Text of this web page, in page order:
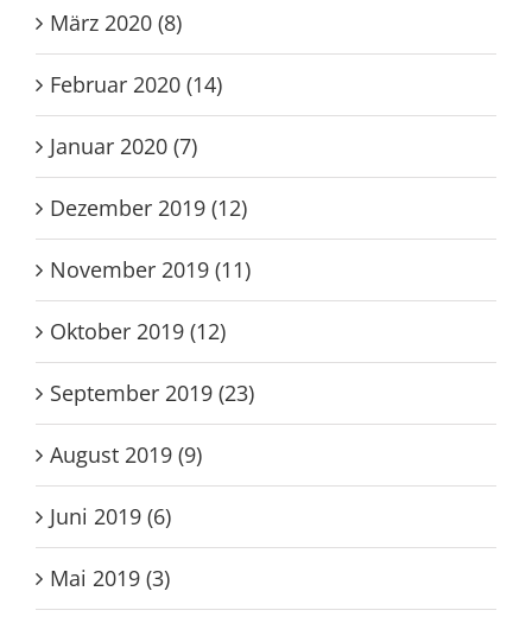
März 2020 (8)
Februar 2020 (14)
Januar 2020 (7)
Dezember 2019 (12)
November 2019 (11)
Oktober 2019 (12)
September 2019 (23)
August 2019 (9)
Juni 2019 (6)
Mai 2019 (3)